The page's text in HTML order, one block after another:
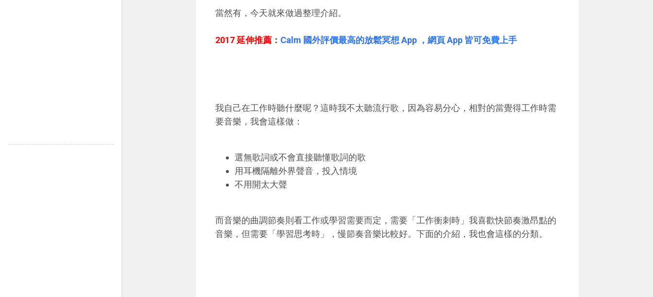
當然有，今天就來做過整理介紹。
2017 延伸推薦 ： Calm 國外評價最高的放鬆冥想 App ，網頁 App 皆可免費上手
我自己在工作時聽什麼呢？這時我不太聽流行歌，因為容易分心，相對的當覺得工作時需
要音樂，我會這樣做：
選無歌詞或不會直接聽懂歌詞的歌
用耳機隔離外界聲音，投入情境
不用開太大聲
而音樂的曲調節奏則看工作或學習需要而定，需要「工作衝刺時」我喜歡快節奏激昂點的
音樂，但需要「學習思考時」，慢節奏音樂比較好。下面的介紹，我也會這樣的分類。